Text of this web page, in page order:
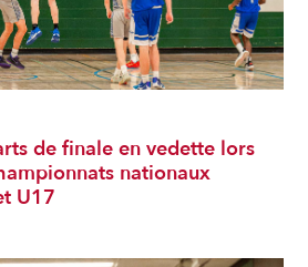
de finale en vedette lors
nationaux
U17